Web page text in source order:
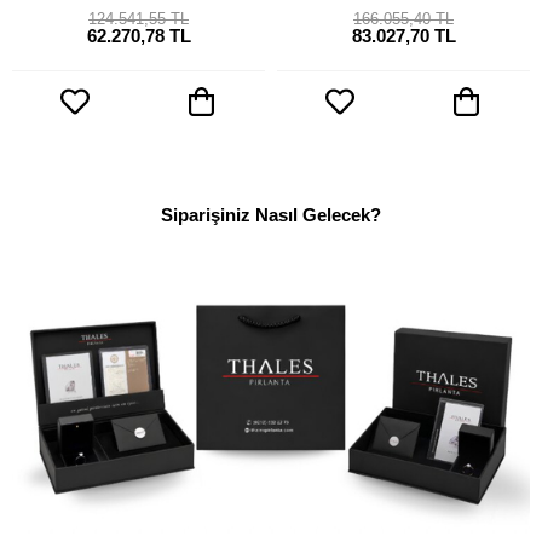
62.270,78 TL
124.541,55 TL
83.027,70 TL
166.055,40 TL
Siparişiniz Nasıl Gelecek?